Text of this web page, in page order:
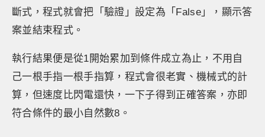
斷式，程式就會把「驗證」設定為「False」，顯示答
案並結束程式。
執行結果便是從1開始累加到條件成立為止，不用自
己一根手指一根手指算，程式會很老實、機械式的計
算，但速度比閃電還快，一下子得到正確答案，亦即
符合條件的最小自然數8。